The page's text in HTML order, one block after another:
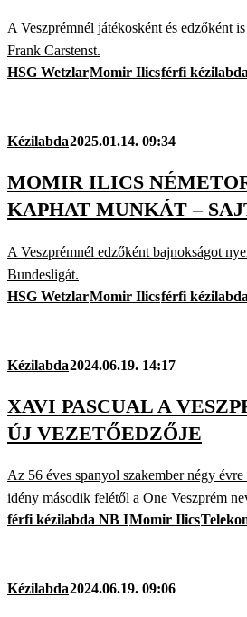
A Veszprémnél játékosként és edzőként
Frank Carstenst.
HSG WetzlarMomir Ilicsférfi kézilabda
Kézilabda2025.01.14. 09:34
MOMIR ILICS
KAPHAT MUNKÁT –
A Veszprémnél edzőként bajnokságot
Bundesligát.
HSG WetzlarMomir Ilicsférfi kézilabda
Kézilabda2024.06.19. 14:17
XAVI PASCUAL A
ÚJ VEZETŐEDZŐJE
Az 56 éves spanyol szakember négy
idény második felétől a One Veszprém
férfi kézilabda NB IMomir Ilics
Kézilabda2024.06.19. 09:06